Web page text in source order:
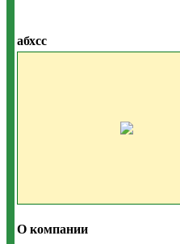
абхсс
О компании